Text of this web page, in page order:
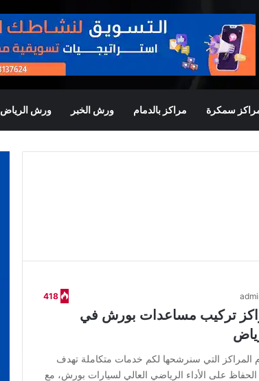
سمكرة مراكز بالدمام ورش الخبر ورش الرياض
418
تركيب مساعدات بورش في
المراكز التي سنرشحها لكم خدمات متكاملة تهدف
الحفاظ على الأداء الرياضي العالي لسيارات بورش، مع